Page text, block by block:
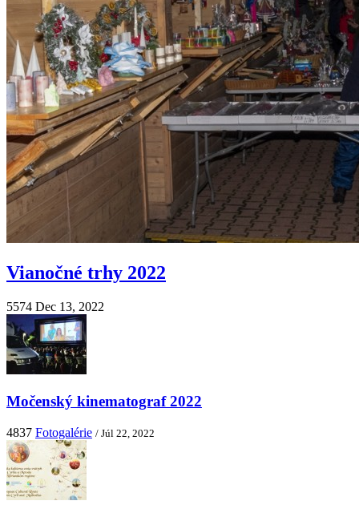
Vianočné trhy 2022
5574 Dec 13, 2022
Močenský kinematograf 2022
4837 Fotogalérie / Júl 22, 2022